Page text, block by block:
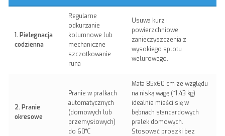
1. Pielęgnacja
codzienna
Regularne
odkurzanie
kolumnowe lub
mechaniczne
szczotkowanie
runa
Usuwa kurz i
powierzchniowe
zanieczyszczenia z
wysokiego splotu
welurowego.
2. Pranie
okresowe
Pranie w pralkach
automatycznych
(domowych lub
przemysłowych)
do 60°C
Mata 85x60 cm ze względu
na niską wagę (~1,43 kg)
idealnie mieści się w
bębnach standardowych
pralek domowych.
Stosować proszki bez